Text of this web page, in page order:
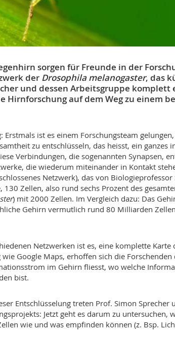
sorgen für Freunde in der
der Drosophila melanogaster, das
und dessen Arbeitsgruppe komplett
Hirnforschung auf dem Weg zu einem
ist es einem Forschungsteam
zu entschlüsseln, das heisst, ein ganzes
Verbindungen, die sogenannten Synapsen,
die wiederum miteinander in Kontakt
Netzwerk), das von
Zellen, also rund sechs Prozent des
) mit 2000 Zellen. Im Vergleich dazu: Das
Gehirn vermutlich rund 80 Milliarden
Netzwerken ist es, eine komplette Karte
Google Maps, erhoffen sich die Forschenden
im Gehirn fliesst, wo welche
bist.
Entschlüsselung treten Prof. Simon Sprecher
Jetzt geht es darum zu untersuchen,
wie und was empfinden können (z. Bsp.